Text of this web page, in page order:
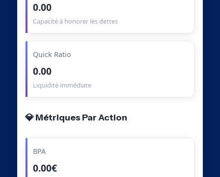
0.00
Capacité à honorer les dettes
Quick Ratio
0.00
Liquidité immédiate
💎 Métriques Par Action
BPA
0.00€